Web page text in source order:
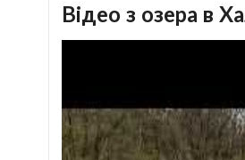
Відео з озера в